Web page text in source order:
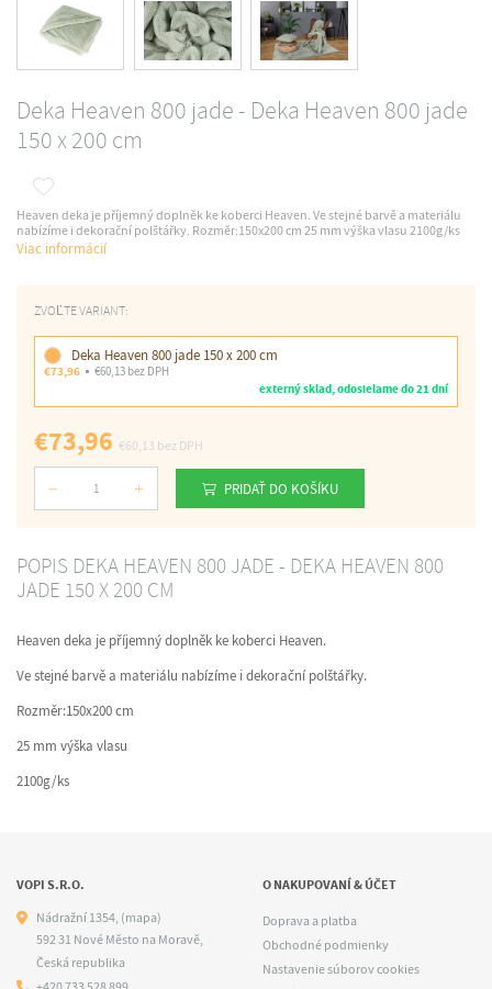
Deka Heaven 800 jade - Deka Heaven 800 jade
150 x 200 cm
Heaven deka je příjemný doplněk ke koberci Heaven. Ve stejné barvě a materiálu
nabízíme i dekorační polštářky. Rozměr:150x200 cm 25 mm výška vlasu 2100g/ks
Viac informácií
ZVOĽTE VARIANT:
Deka Heaven 800 jade 150 x 200 cm
€73,96
€60,13 bez DPH
externý sklad, odosielame do 21 dní
€73,96 €60,13 bez DPH
Počet PRIDAŤ DO KOŠÍKU
POPIS DEKA HEAVEN 800 JADE - DEKA HEAVEN 800
JADE 150 X 200 CM
Heaven deka je příjemný doplněk ke koberci Heaven.
Ve stejné barvě a materiálu nabízíme i dekorační polštářky.
Rozměr:150x200 cm
25 mm výška vlasu
2100g/ks
VOPI S.R.O.
Nádražní 1354, (mapa)
592 31 Nové Město na Moravě,
Česká republika
O NAKUPOVANÍ & ÚČET
Doprava a platba
Obchodné podmienky
Nastavenie súborov cookies